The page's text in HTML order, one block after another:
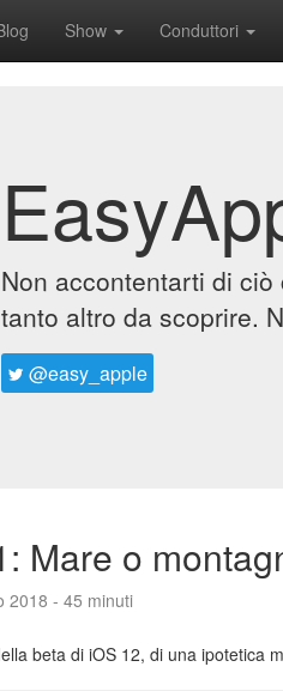
Show Conduttori
Non accontentarti di
tanto altro da scoprire.
@easy_apple
Mare o
2018 - 45 minuti
beta di iOS 12, di una ipotetica